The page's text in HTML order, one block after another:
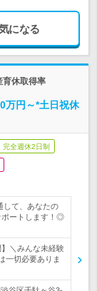
になる
休取得率
円～*土日祝休
完全週休2日制
て、あなたの
ポートします！◎
＼みんな未経験
一切必要ありま